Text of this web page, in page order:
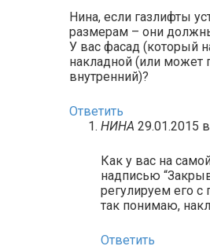
Нина, если газлифты
размерам – они
У вас фасад (который
накладной (или может
внутренний)?
Ответить
НИНА 29.01.2015
Как у вас на
надписью
регулируем его
так понимаю,
Ответить